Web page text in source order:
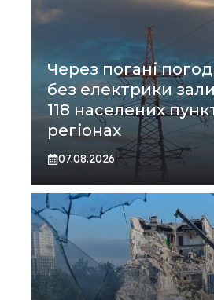
Через погані
без електрики
118 населених
регіонах
07.08.2026